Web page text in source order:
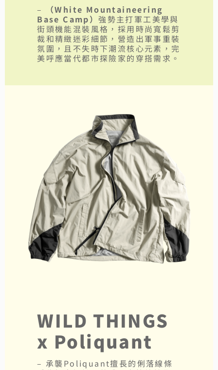
–
（White Mountaineering
Base Camp） 強勢主打軍工美學與
街頭機能混裝風格，採用時尚寬鬆剪
裁和精緻迷彩細節，營造出軍事重裝
氛圍，且不失時下潮流核心元素，完
美呼應當代都市探險家的穿搭需求。
WILD THINGS
x Poliquant
– 承襲Poliquant擅長的俐落線條